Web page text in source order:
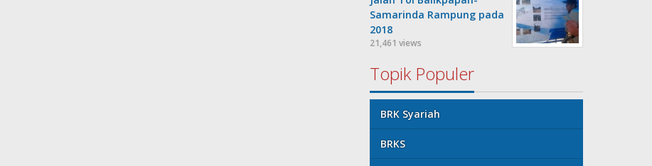
Samarinda Rampung pada
2018
21,461 views
Topik Populer
BRK Syariah
BRKS